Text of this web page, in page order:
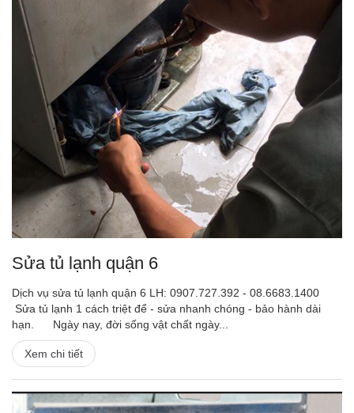
Sửa tủ lạnh quận 6
Dịch vụ sửa tủ lạnh quận 6 LH: 0907.727.392 - 08.6683.1400
Sửa tủ lạnh 1 cách triệt để - sửa nhanh chóng - bảo hành dài
hạn. Ngày nay, đời sống vật chất ngày...
Xem chi tiết